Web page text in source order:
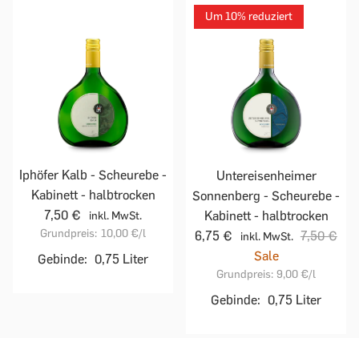
Iphöfer Kalb - Scheurebe -
Kabinett - halbtrocken
7,50 €
inkl. MwSt.
Grundpreis: 10,00 €/l
Gebinde: 0,75 Liter
Um 10% reduziert
Untereisenheimer
Sonnenberg - Scheurebe -
Kabinett - halbtrocken
6,75 €
inkl. MwSt. 7,50 €
Sale
Grundpreis: 9,00 €/l
Gebinde: 0,75 Liter